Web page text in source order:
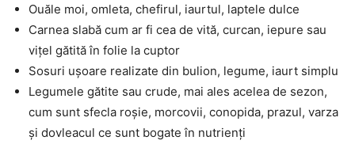
Ouăle moi, omleta, chefirul, iaurtul, laptele dulce
Carnea slabă cum ar fi cea de vită, curcan, iepure sau
vițel gătită în folie la cuptor
Sosuri ușoare realizate din bulion, legume, iaurt simplu
Legumele gătite sau crude, mai ales acelea de sezon,
cum sunt sfecla roșie, morcovii, conopida, prazul, varza
și dovleacul ce sunt bogate în nutrienți